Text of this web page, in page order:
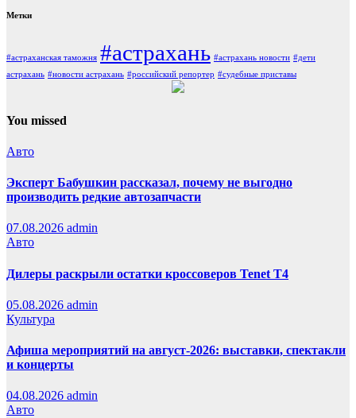
Метки
#астраханская таможня #астрахань #астрахань новости #дети
астрахань #новости астрахань #российский репортер #судебные приставы
You missed
Авто
Эксперт Бабушкин рассказал, почему не выгодно
производить редкие автозапчасти
07.08.2026 admin
Авто
Дилеры раскрыли остатки кроссоверов Tenet T4
05.08.2026 admin
Культура
Афиша мероприятий на август-2026: выставки, спектакли
и концерты
04.08.2026 admin
Авто